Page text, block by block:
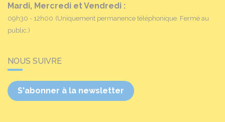
Mardi, Mercredi et Vendredi :
09h30 - 12h00 (Uniquement permanence téléphonique. Fermé au
public.)
NOUS SUIVRE
S'abonner à la newsletter